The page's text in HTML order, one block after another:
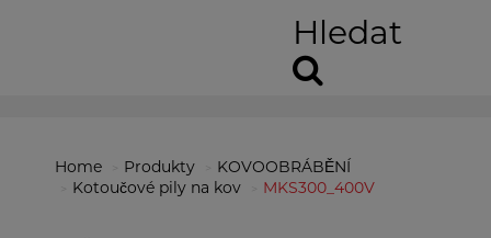
Hledat
Home Produkty
KOVOOBRÁBĚNÍ
Kotoučové pily na kov
MKS300_400V